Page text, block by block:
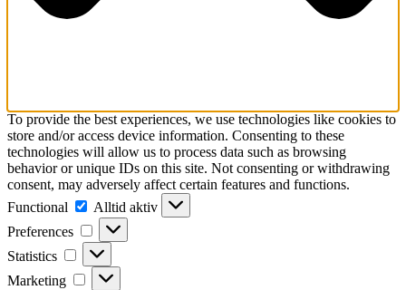
To provide the best experiences, we use technologies like cookies to
store and/or access device information. Consenting to these
technologies will allow us to process data such as browsing
behavior or unique IDs on this site. Not consenting or withdrawing
consent, may adversely affect certain features and functions.
Functional
Functional
Alltid aktiv
Preferences
Preferences
Statistics Statistics
Marketing Marketing